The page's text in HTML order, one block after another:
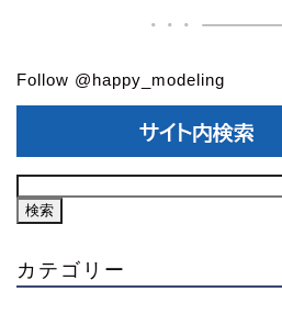
Follow @happy_modeling
カテゴリー